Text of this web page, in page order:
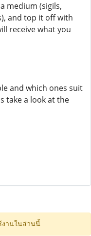
medium (sigils,
and top it off with
receive what you
and which ones suit
take a look at the
งานในส่วนนี้